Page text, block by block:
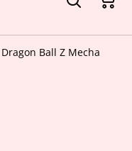
Ball Z Mecha